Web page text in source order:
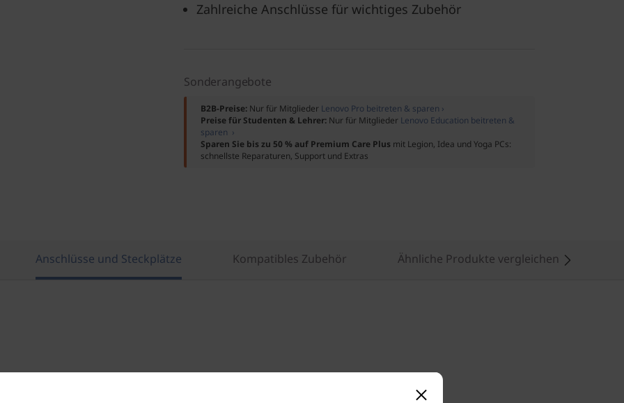
Zahlreiche Anschlüsse für wichtiges Zubehör
Sonderangebote
B2B-Preise: Nur für Mitglieder Lenovo Pro beitreten & sparen ›
Preise für Studenten & Lehrer: Nur für Mitglieder Lenovo Education beitreten &
sparen ›
Sparen Sie bis zu 50 % auf Premium Care Plus mit Legion, Idea und Yoga PCs:
schnellste Reparaturen, Support und Extras
Anschlüsse und Steckplätze Kompatibles Zubehör Ähnliche Produkte vergleichen